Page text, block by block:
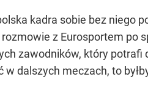
kadra sobie bez niego
z Eurosportem po
zawodników, który
dalszych meczach, to